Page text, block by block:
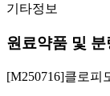
기타정보
원료약품 및 분
[M250716]클로피